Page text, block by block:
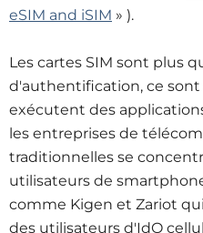
eSIM and iSIM » ).
Les cartes SIM sont plus
d'authentification, ce
exécutent des
les entreprises de
traditionnelles se
utilisateurs de
comme Kigen et Zariot
des utilisateurs d'IdO